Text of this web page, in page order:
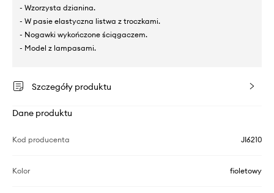
- Wzorzysta dzianina.
- W pasie elastyczna listwa z troczkami.
- Nogawki wykończone ściągaczem.
- Model z lampasami.
Szczegóły produktu
Dane produktu
Kod producenta JI6210
Kolor fioletowy